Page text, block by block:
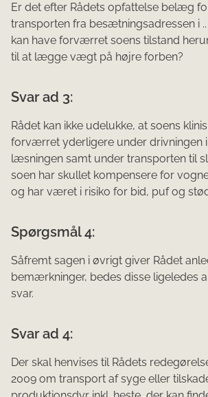
Er det efter Rådets opfattelse belæg
transporten fra besætningsadressen i ..
kan have forværret soens tilstand
til at lægge vægt på højre for­ben?
Svar ad 3:
Rådet kan ikke udelukke, at soens
forværret yderligere under drivningen
læsningen samt under transporten til
soen har skullet kompensere for
og har været i risiko for bid, puf og
Spørgsmål 4:
Såfremt sagen i øvrigt giver Rådet
bemærkninger, bedes disse ligeledes
svar.
Svar ad 4:
Der skal henvises til Rådets
2009 om transport af syge eller